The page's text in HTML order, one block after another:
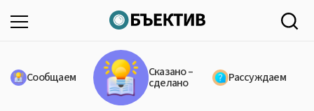
Сообщаем Сказано –
сделано Рассуждаем